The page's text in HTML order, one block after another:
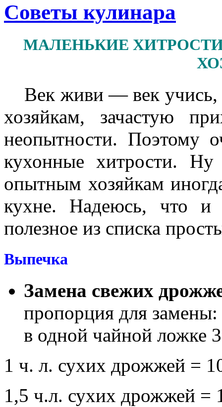
Советы кулинара
МАЛЕНЬКИЕ
Век живи — век учись,
хозяйкам, зачастую
неопытности. Поэтому
кухонные хитрости.
опытным хозяйкам
кухне. Надеюсь, что и
полезное из списка
Выпечка
Замена свежих
пропорция для замены:
в одной чайной ложке
1 ч. л. сухих дрожжей =
1,5 ч.л. сухих дрожжей =